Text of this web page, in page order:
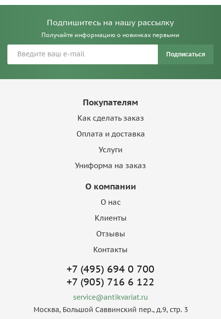
Подпишитесь на нашу рассылку
Получайте информацию о новинках первыми
Подписаться
Покупателям
Как сделать заказ
Оплата и доставка
Услуги
Униформа на заказ
О компании
О нас
Клиенты
Отзывы
Контакты
+7 (495) 694 0 700
+7 (905) 716 6 122
service@antikvariat.ru
Москва, Большой Саввинский пер., д.9, стр. 3